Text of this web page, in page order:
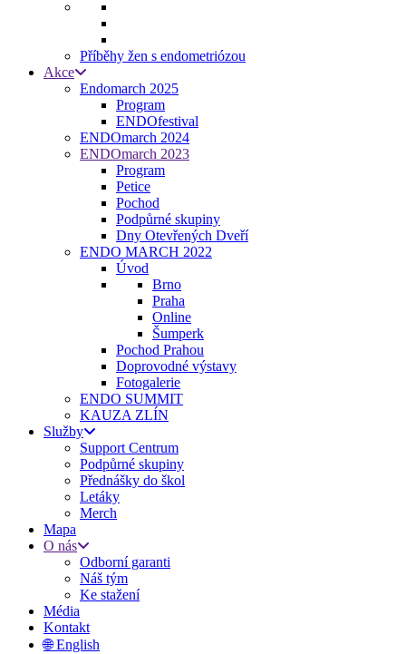
Příběhy žen s endometriózou
Akce
Endomarch 2025
Program
ENDOfestival
ENDOmarch 2024
ENDOmarch 2023
Program
Petice
Pochod
Podpůrné skupiny
Dny Otevřených Dveří
ENDO MARCH 2022
Úvod
Brno
Praha
Online
Šumperk
Pochod Prahou
Doprovodné výstavy
Fotogalerie
ENDO SUMMIT
KAUZA ZLÍN
Služby
Support Centrum
Podpůrné skupiny
Přednášky do škol
Letáky
Merch
Mapa
O nás
Odborní garanti
Náš tým
Ke stažení
Média
Kontakt
🌐 English